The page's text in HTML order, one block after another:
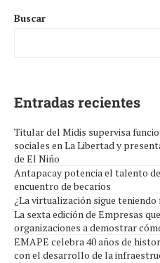
Buscar
Entradas recientes
Titular del Midis supervisa
sociales en La Libertad y
de El Niño
Antapacay potencia el talento
encuentro de becarios
¿La virtualización sigue teniendo
La sexta edición de Empresas
organizaciones a demostrar
EMAPE celebra 40 años de
con el desarrollo de la